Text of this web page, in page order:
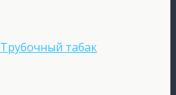
Трубочный табак